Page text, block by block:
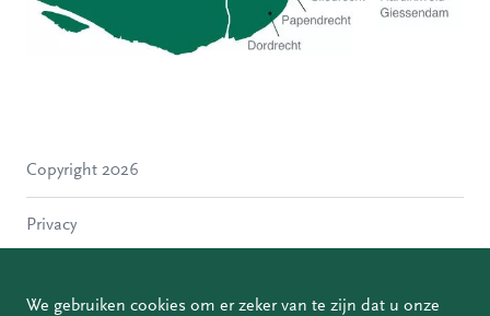
We gebruiken cookies om er zeker van te zijn dat u onze
Molenlanden
Papendrecht
Copyright 2026
Privacy